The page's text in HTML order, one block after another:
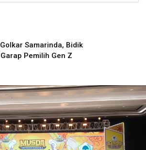
Samarinda, Bidik
Pemilih Gen Z